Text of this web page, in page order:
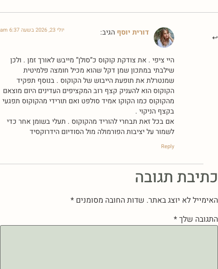
דורית יוסף הגיב: יולי 23, 2026 בשעה 6:37 am
היי ציפי . את צודקת קוקוס כ”סולן” מייבש לאורך זמן . ולכן
שילבתי במתכון שמן דקל שהוא מכיל חומצה פלמיטית
שמנטרלת את תופעת הייבוש של הקוקוס . בנוסף תפקיד
הקוקוס הוא להעניק קצף רוב המקציפים העדינים היום מוצאם
מהקוקוס כמו הקוקו אמיד סולפט ואם תורידי מהקוקוס תפגעי
בקצף הניקוי .
אם בכל זאת תבחרי להוריד מהקוקוס . תעלי בשומן אחר כדי
לשמור על יציבות הפורמולה מול הסודיום הידרוקסיד
Reply
כתיבת תגובה
האימייל לא יוצג באתר. שדות החובה מסומנים *
התגובה שלך*